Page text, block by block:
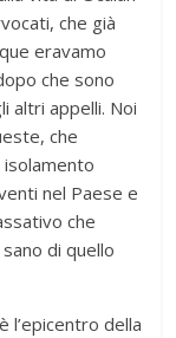
che già
eravamo
che sono
altri appelli. Noi
che
nel Paese e
che
di quello
l’epicentro della